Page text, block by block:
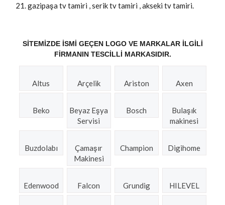
gazipaşa tv tamiri , serik tv tamiri , akseki tv tamiri.
SITEMIZDE ISMI GEÇEN LOGO VE MARKALAR ILGILI
FIRMANIN TESCILLI MARKASIDIR.
Altus Arçelik Ariston Axen
Beko
Beyaz Eşya
Servisi
Bosch
Bulaşık
makinesi
Buzdolabı
Çamaşır
Makinesi
Champion Digihome
Edenwood Falcon Grundig HILEVEL